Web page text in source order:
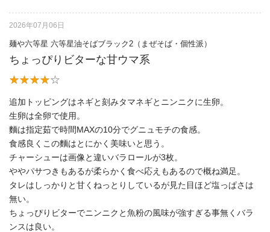
2026年07月06日
麺や六等星 六等星油そばブラック2（まぜそば・個性派）
ちょっぴりビターな甘ウマ系
追加トッピングはネギと刻みタマネギとニンニクに生卵。
生卵は全卵で使用。
麵は指定茹で時間MAXの10分でグニュモチの食感。
食感良くこの麵はとにかく美味いと思う。
チャーシューは画像と違いバラロールが3枚。
ややパサつきもあるが柔らかく食べ応えもあるので概ね満足。
タレはしっかりと甘くねっとりしているが見た目ほど塩っぱさは
無い。
ちょっぴりビターでニンニクと魚粉の風味が強すぎる事無くバラ
ンスは良い。